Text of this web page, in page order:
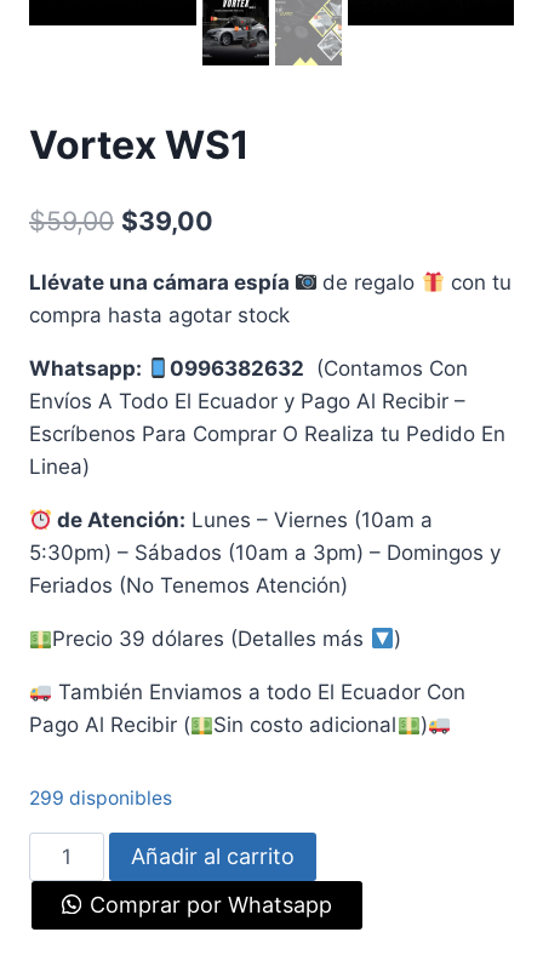
Vortex WS1
$59,00 El
original
$59,00.
$39,00
actual
$39,00.
Llévate una cámara espía de regalo
con tu
compra hasta agotar stock
Whatsapp: 0996382632 (Contamos Con
Envíos A Todo El Ecuador y Pago Al Recibir –
Escríbenos Para Comprar O Realiza tu Pedido En
Linea)
de Atención: Lunes – Viernes (10am a
5:30pm) – Sábados (10am a 3pm) – Domingos y
Feriados (No Tenemos Atención)
Precio 39 dólares (Detalles más )
También Enviamos a todo El Ecuador Con
Pago Al Recibir (
Sin costo adicional )
299 disponibles
Vortex
WS1
cantidad
Añadir al carrito
Comprar por Whatsapp